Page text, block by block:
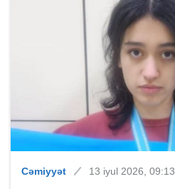
Cəmiyyət 13 iyul 2026, 09:13